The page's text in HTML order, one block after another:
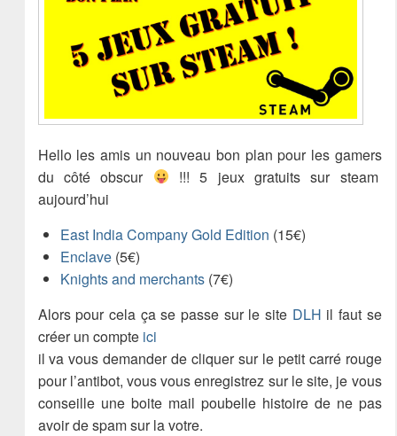
Hello les amis un nouveau bon plan pour les gamers
du côté obscur
!!! 5 jeux gratuits sur steam
aujourd’hui
East India Company Gold Edition (15€)
Enclave (5€)
Knights and merchants (7€)
Alors pour cela ça se passe sur le site DLH il faut se
créer un compte ici
il va vous demander de cliquer sur le petit carré rouge
pour l’antibot, vous vous enregistrez sur le site, je vous
conseille une boite mail poubelle histoire de ne pas
avoir de spam sur la votre.